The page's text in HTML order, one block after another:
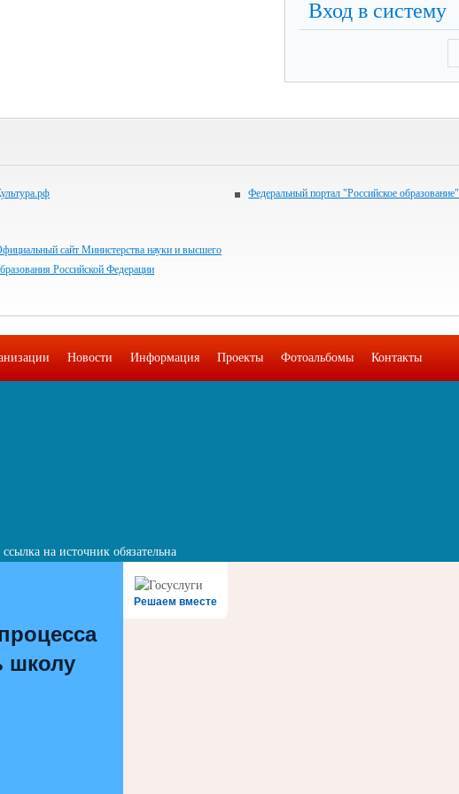
Вход в систему
Федеральный портал "Российское образование"
сайт Министерства науки и высшего
Российской Федерации
Новости Информация Проекты Фотоальбомы Контакты
на источник обязательна
Решаем вместе
школу